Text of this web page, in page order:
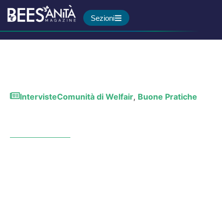
Sezioni
IntervisteComunità di Welfair, Buone Pratiche